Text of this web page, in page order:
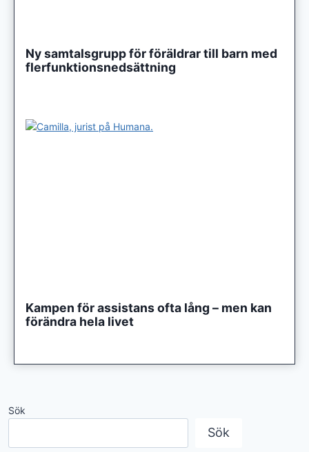
Ny samtalsgrupp för föräldrar till barn med
flerfunktionsnedsättning
Kampen för assistans ofta lång – men kan
förändra hela livet
Sök
Sök